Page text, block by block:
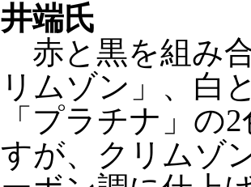
井端氏
赤と黒を組み
リムゾン」、白
「プラチナ」の
すが、クリムゾ